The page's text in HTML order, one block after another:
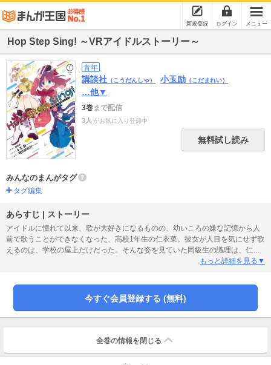
新規登録 ログイン メニュー
Hop Step Sing! ～VRアイドルストーリー～
青年
講談社 （こうだんしゃ） 小玉励 （こだまれい）
…他▼
3巻まで配信
3人 がお気に入り登録中
無料試し読み
みんなのまんがタグ
タグ編集
あらすじ | ストーリー
アイドルに憧れて以来、歌が大好きになるものの、幼いころの嫌な記憶から人
前で歌うことができなくなった、高校1年生の仁衣菜。彼女が人目を気にせず歌
えるのは、学校の屋上だけだった。そんな姿を見ていた同級生の識理は、仁衣
菜をバイト先のカラオケボックスに誘う。そこには、ゴーグルをつけるだけで
アイドルへの道があるなんて、この時は誰も思わなかったけれど…！ VRを駆
使して夢の実現を目指す女子3人組「Hop Step Sing！」の奮闘を描く、次世代
もっと詳細を見る▼
今すぐ会員登録する (無料)
全巻の情報を 閉じる